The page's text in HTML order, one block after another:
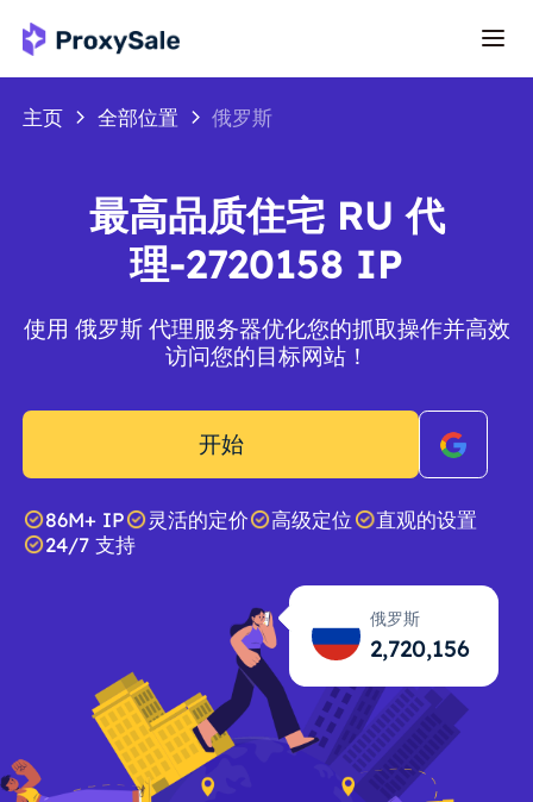
主页 全部位置 俄罗斯
最高品质住宅 RU 代
理-2720158 IP
使用 俄罗斯 代理服务器优化您的抓取操作并高效
访问您的目标网站！
开始
86M+ IP 灵活的定价 高级定位
直观的设置
24/7 支持
俄罗斯
2,720,158